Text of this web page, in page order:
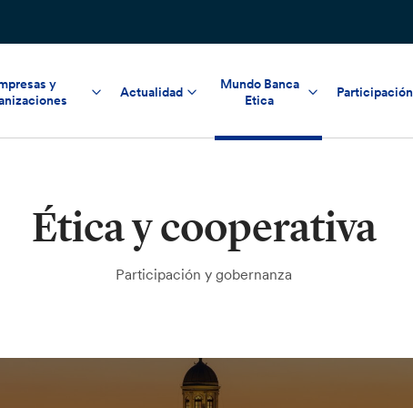
y
Actualidad
Mundo Banca
Etica
Participación
Ética y cooperativa
Participación y gobernanza